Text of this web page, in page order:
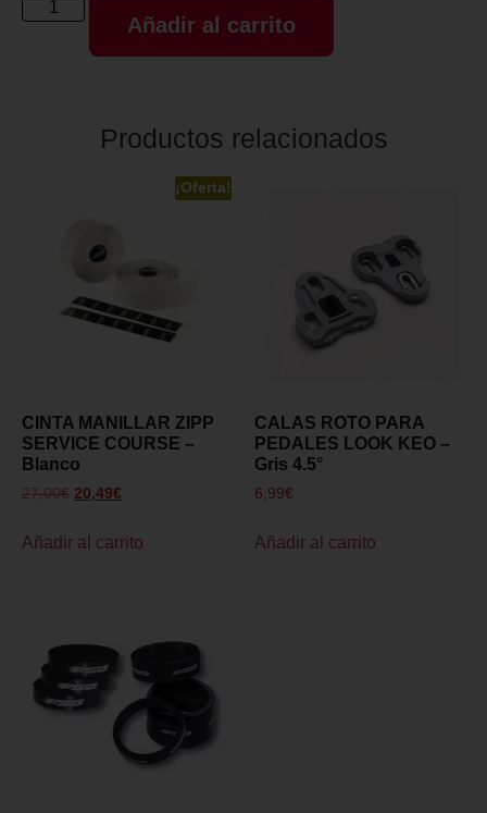
Añadir al carrito
Productos relacionados
¡Oferta!
CINTA MANILLAR ZIPP
SERVICE COURSE –
Blanco
27,00€ 20,49€
Añadir al carrito
CALAS ROTO PARA
PEDALES LOOK KEO –
Gris 4.5°
6,99€
Añadir al carrito